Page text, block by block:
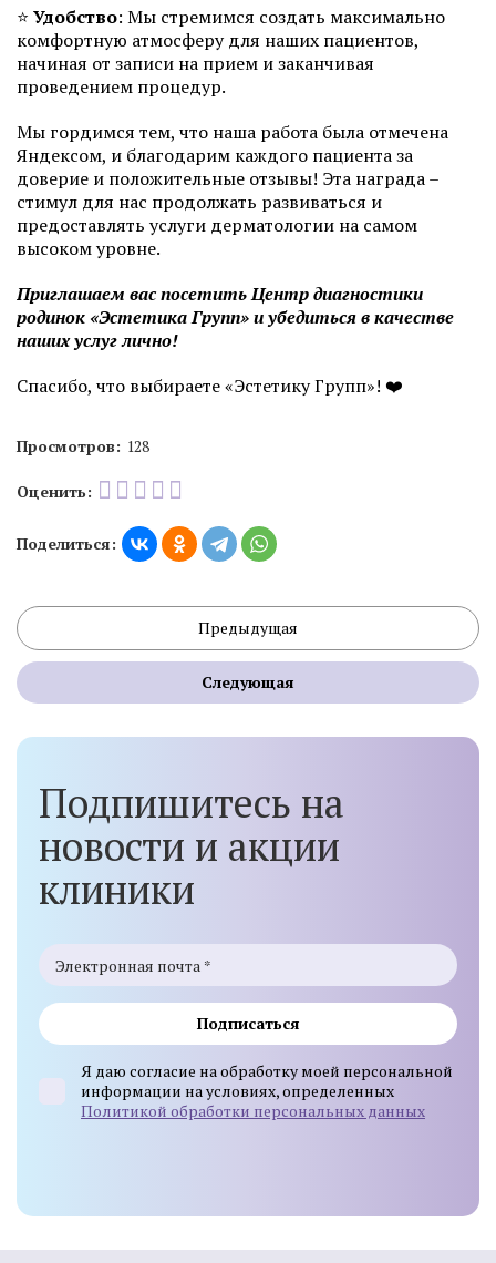
⭐️ Удобство: Мы стремимся создать максимально
комфортную атмосферу для наших пациентов,
начиная от записи на прием и заканчивая
проведением процедур.
Мы гордимся тем, что наша работа была отмечена
Яндексом, и благодарим каждого пациента за
доверие и положительные отзывы! Эта награда –
стимул для нас продолжать развиваться и
предоставлять услуги дерматологии на самом
высоком уровне.
Приглашаем вас посетить Центр диагностики
родинок «Эстетика Групп» и убедиться в качестве
наших услуг лично!
Спасибо, что выбираете «Эстетику Групп»! ❤️
Просмотров: 128
Оценить:
Поделиться:
Предыдущая
Следующая
Подпишитесь на
новости и акции
клиники
Подписаться
Я даю согласие на обработку моей персональной
информации на условиях, определенных
Политикой обработки персональных данных